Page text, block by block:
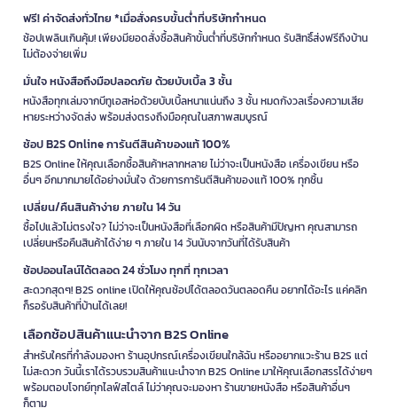
ฟรี! ค่าจัดส่งทั่วไทย *เมื่อสั่งครบขั้นต่ำที่บริษัทกำหนด
ช้อปเพลินเกินคุ้ม! เพียงมียอดสั่งซื้อสินค้าขั้นต่ำที่บริษัทกำหนด รับสิทธิ์ส่งฟรีถึงบ้าน
ไม่ต้องจ่ายเพิ่ม
มั่นใจ หนังสือถึงมือปลอดภัย ด้วยบับเบิ้ล 3 ชั้น
หนังสือทุกเล่มจากบีทูเอสห่อด้วยบับเบิ้ลหนาแน่นถึง 3 ชั้น หมดกังวลเรื่องความเสีย
หายระหว่างจัดส่ง พร้อมส่งตรงถึงมือคุณในสภาพสมบูรณ์
ช้อป B2S Online การันตีสินค้าของแท้ 100%
B2S Online ให้คุณเลือกซื้อสินค้าหลากหลาย ไม่ว่าจะเป็นหนังสือ เครื่องเขียน หรือ
อื่นๆ อีกมากมายได้อย่างมั่นใจ ด้วยการการันตีสินค้าของแท้ 100% ทุกชิ้น
เปลี่ยน/คืนสินค้าง่าย ภายใน 14 วัน
ซื้อไปแล้วไม่ตรงใจ? ไม่ว่าจะเป็นหนังสือที่เลือกผิด หรือสินค้ามีปัญหา คุณสามารถ
เปลี่ยนหรือคืนสินค้าได้ง่าย ๆ ภายใน 14 วันนับจากวันที่ได้รับสินค้า
ช้อปออนไลน์ได้ตลอด 24 ชั่วโมง ทุกที่ ทุกเวลา
สะดวกสุดๆ! B2S online เปิดให้คุณช้อปได้ตลอดวันตลอดคืน อยากได้อะไร แค่คลิก
ก็รอรับสินค้าที่บ้านได้เลย!
เลือกช้อปสินค้าแนะนำจาก B2S Online
สำหรับใครที่กำลังมองหา ร้านอุปกรณ์เครื่องเขียนใกล้ฉัน หรืออยากแวะร้าน B2S แต่
ไม่สะดวก วันนี้เราได้รวบรวมสินค้าแนะนำจาก B2S Online มาให้คุณเลือกสรรได้ง่ายๆ
พร้อมตอบโจทย์ทุกไลฟ์สไตล์ ไม่ว่าคุณจะมองหา ร้านขายหนังสือ หรือสินค้าอื่นๆ
ก็ตาม